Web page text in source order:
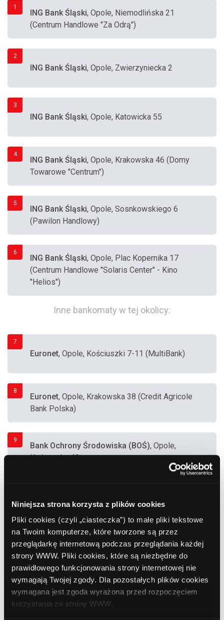
Niniejsza strona korzysta z plików cookies
Pliki cookies (czyli „ciasteczka”) to małe pliki tekstowe
na Twoim komputerze, które tworzone są przez
przeglądarkę internetową podczas przeglądania każdej
strony WWW. Pliki cookies, które są niezbędne do
prawidłowego funkcjonowania strony internetowej nie
wymagają Twojej zgody. Dla pozostałych plików cookies
wymagana jest zgoda wyrażona przed rozpoczęciem
korzystania ze strony WWW.
1
ING Bank Śląski, Opole, Niemodlińska 21
(Centrum Handlowe "Za Odrą")
2
ING Bank Śląski, Opole, Zwierzyniecka 2
3
ING Bank Śląski, Opole, Katowicka 55
4
ING Bank Śląski, Opole, Krakowska 46 (Domy
Towarowe "Centrum")
5
ING Bank Śląski, Opole, Sosnkowskiego 6
(Pawilon Handlowy)
6
ING Bank Śląski, Opole, Plac Kopernika 17
(Centrum Handlowe "Solaris Center" - Kino
"Helios")
Inne bankomaty w tej okolicy:
7
Euronet, Opole, Kościuszki 7-11 (MultiBank)
8
Euronet, Opole, Krakowska 38 (Credit Agricole
Bank Polska)
9
Bank Ochrony Środowiska (BOŚ), Opole,
Krakowska 40
Roweckiego 17 (Apteka "Grota")
Bank Polska Kasa Opieki (PEKAO SA), Opole,
Damrota 2
Bank Polska Kasa Opieki (PEKAO SA), Opole,
Sosnkowskiego 4a (Pawilon Handlowy)